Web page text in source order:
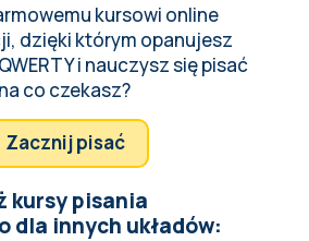
kursowi online
dzięki którym opanujesz
i nauczysz się pisać
co czekasz?
Zacznij pisać
kursy pisania
dla innych układów: